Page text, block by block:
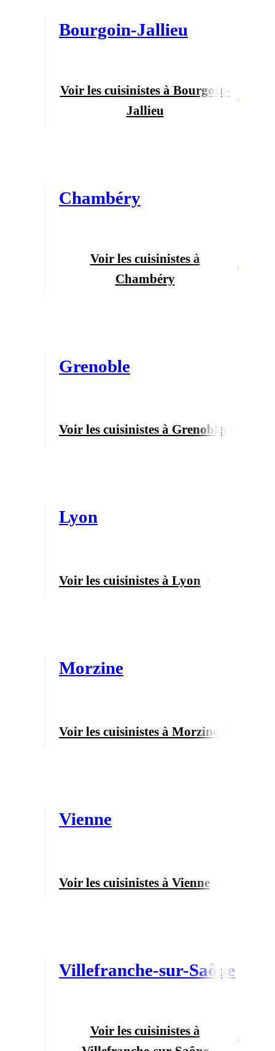
Bourgoin-Jallieu
Voir les cuisinistes à Bourgoin-
Jallieu
Chambéry
Voir les cuisinistes à
Chambéry
Grenoble
Voir les cuisinistes à Grenoble
Lyon
Voir les cuisinistes à Lyon
Morzine
Voir les cuisinistes à Morzine
Vienne
Voir les cuisinistes à Vienne
Villefranche-sur-Saône
Voir les cuisinistes à